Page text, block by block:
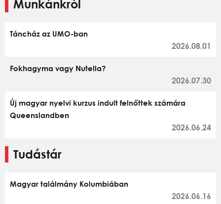
Munkánkról
Táncház az UMO-ban
2026.08.01
Fokhagyma vagy Nutella?
2026.07.30
Új magyar nyelvi kurzus indult felnőttek számára
Queenslandben
2026.06.24
Tudástár
Magyar találmány Kolumbiában
2026.06.16